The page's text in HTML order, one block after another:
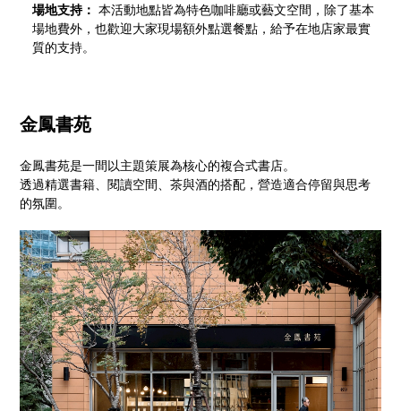
場地支持： 本活動地點皆為特色咖啡廳或藝文空間，除了基本
場地費外，也歡迎大家現場額外點選餐點，給予在地店家最實
質的支持。
金鳳書苑
金鳳書苑是一間以主題策展為核心的複合式書店。
透過精選書籍、閱讀空間、茶與酒的搭配，營造適合停留與思考
的氛圍。